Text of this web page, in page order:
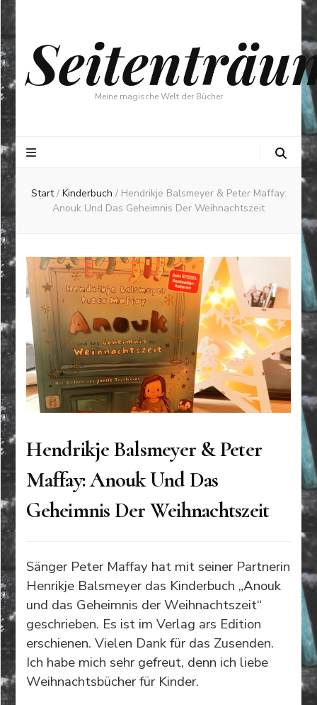
Meine magische Welt der Bücher
Start / Kinderbuch / Hendrikje Balsmeyer & Peter Maffay:
Anouk Und Das Geheimnis Der Weihnachtszeit
Hendrikje Balsmeyer & Peter
Maffay: Anouk Und Das
Geheimnis Der Weihnachtszeit
Sänger Peter Maffay hat mit seiner Partnerin
Henrikje Balsmeyer das Kinderbuch „Anouk
und das Geheimnis der Weihnachtszeit“
geschrieben. Es ist im Verlag ars Edition
erschienen. Vielen Dank für das Zusenden.
Ich habe mich sehr gefreut, denn ich liebe
Weihnachtsbücher für Kinder.